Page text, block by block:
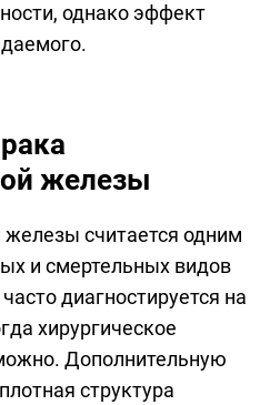
однако эффект
железы
считается одним
и смертельных видов
диагностируется на
хирургическое
Дополнительную
структура